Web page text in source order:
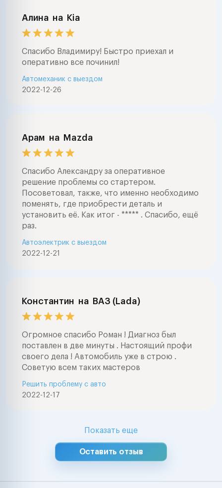
Алина на Kia
Спасибо Владимиру! Быстро приехал и
оперативно все починил!
2022-12-26
Автомеханик с выездом
Арам на Mazda
Спасибо Александру за оперативное
решение проблемы со стартером.
Посоветовал, также, что именно необходимо
поменять, где приобрести деталь и
установить её. Как итог - ***** . Спасибо, ещё
раз.
2022-12-21
Автоэлектрик с выездом
Константин на ВАЗ (Lada)
Огромное спасибо Роман ! Диагноз был
поставлен в две минуты . Настоящий профи
своего дела ! Автомобиль уже в строю .
Советую всем таких мастеров
2022-12-17
Решить проблему с авто
Показать еще
Оставить отзыв